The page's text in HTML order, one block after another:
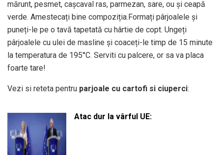
mărunt, pesmet, cașcaval ras, parmezan, sare, ou și ceapă
verde. Amestecați bine compoziția.Formați pârjoalele și
puneți-le pe o tavă tapetată cu hârtie de copt. Ungeți
pârjoalele cu ulei de masline și coaceți-le timp de 15 minute
la temperatura de 195°C. Serviti cu palcere, or sa va placa
foarte tare!
Vezi si reteta pentru parjoale cu cartofi si ciuperci:
Atac dur la vârful UE: